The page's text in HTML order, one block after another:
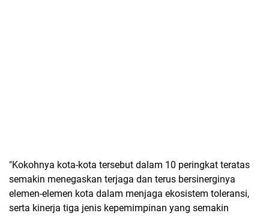
"Kokohnya kota-kota tersebut dalam 10 peringkat teratas
semakin menegaskan terjaga dan terus bersinerginya
elemen-elemen kota dalam menjaga ekosistem toleransi,
serta kinerja tiga jenis kepemimpinan yang semakin